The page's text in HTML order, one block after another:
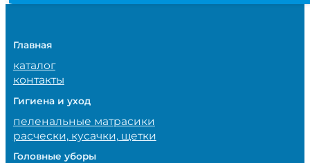
Главная
каталог
контакты
Гигиена и уход
пеленальные матрасики
расчески, кусачки, щетки
Головные уборы